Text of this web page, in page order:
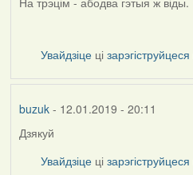
Увайдзіце цізарэгіструйцеся
buzuk- 12.01.2019 - 20:11
Дзякуй
Увайдзіце цізарэгіструйцеся